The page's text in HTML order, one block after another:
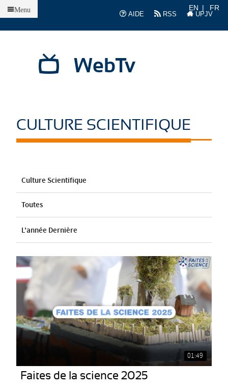
AIDE
RSS UPJV
EN FR
WebTv
Menu
CULTURE SCIENTIFIQUE
Culture Scientifique
Toutes
L'année Dernière
01:49
Faites de la science 2025